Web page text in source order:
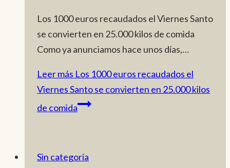
Los 1000 euros recaudados el Viernes Santo
se convierten en 25.000 kilos de comida
Como ya anunciamos hace unos días,…
Leer más Los 1000 euros recaudados el
Viernes Santo se convierten en 25.000 kilos
de comida
Sin categoría